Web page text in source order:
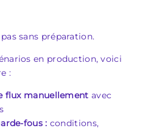
sans préparation.
en production, voici
:
flux manuellement avec
fous : conditions,